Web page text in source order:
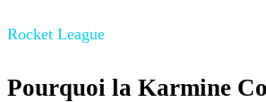
Rocket League
Pourquoi la Karmine